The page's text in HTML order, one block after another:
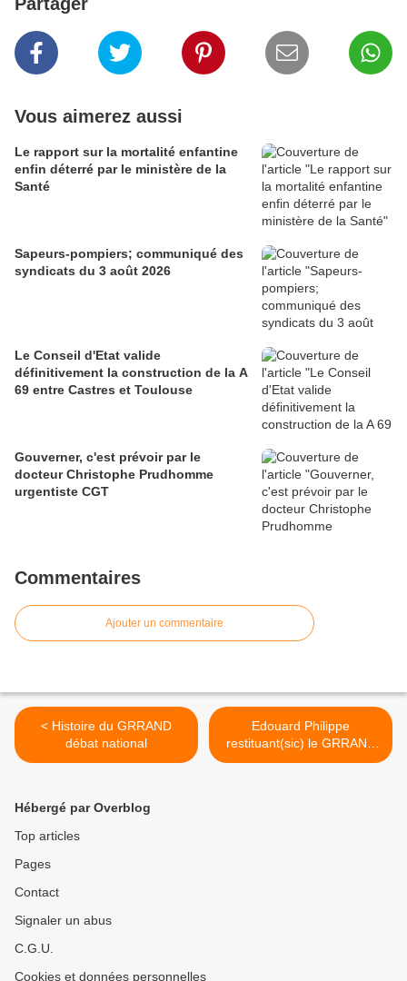
Vous aimerez aussi
Le rapport sur la mortalité enfantine
enfin déterré par le ministère de la
Santé
Sapeurs-pompiers; communiqué des
syndicats du 3 août 2026
Le Conseil d'Etat valide
définitivement la construction de la A
69 entre Castres et Toulouse
Gouverner, c'est prévoir par le
docteur Christophe Prudhomme
urgentiste CGT
Commentaires
Ajouter un commentaire
< Histoire du GRRAND
débat national
Edouard Philippe
restituant(sic) le GRRAND
débat national: >
Hébergé par Overblog
Top articles
Pages
Contact
Signaler un abus
C.G.U.
Cookies et données personnelles